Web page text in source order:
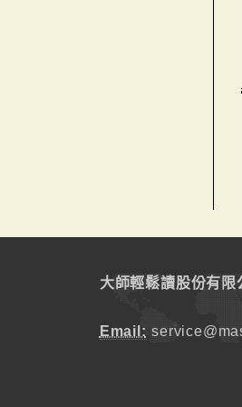
大師輕鬆讀股份有限
Email: